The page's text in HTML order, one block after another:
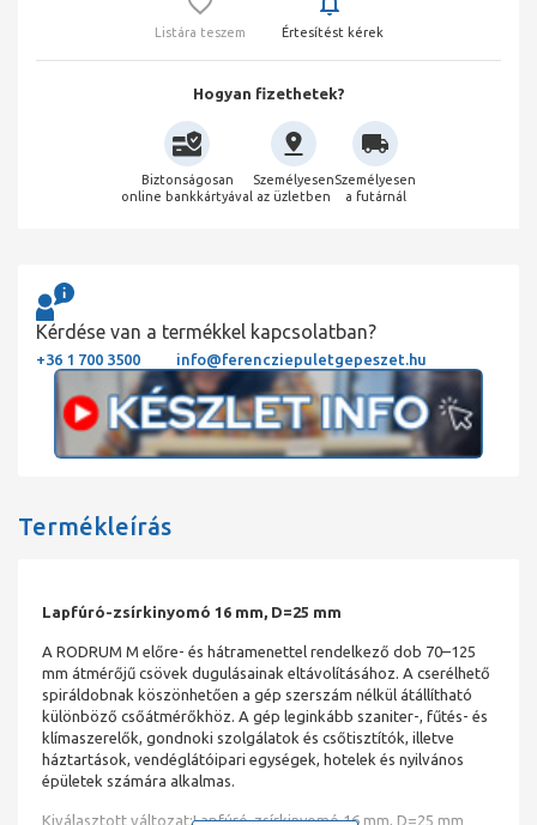
Listára teszem Értesítést kérek
Hogyan fizethetek?
Biztonságosan
online bankkártyával
Személyesen
az üzletben
Személyesen
a futárnál
Kérdése van a termékkel kapcsolatban?
+36 1 700 3500 info@ferencziepuletgepeszet.hu
Termékleírás
Lapfúró-zsírkinyomó 16 mm, D=25 mm
A RODRUM M előre- és hátramenettel rendelkező dob 70–125
mm átmérőjű csövek dugulásainak eltávolításához. A cserélhető
spiráldobnak köszönhetően a gép szerszám nélkül átállítható
különböző csőátmérőkhöz. A gép leginkább szaniter-, fűtés- és
klímaszerelők, gondnoki szolgálatok és csőtisztítók, illetve
háztartások, vendéglátóipari egységek, hotelek és nyilvános
épületek számára alkalmas.
Kiválasztott változat:Lapfúró-zsírkinyomó 16 mm, D=25 mm